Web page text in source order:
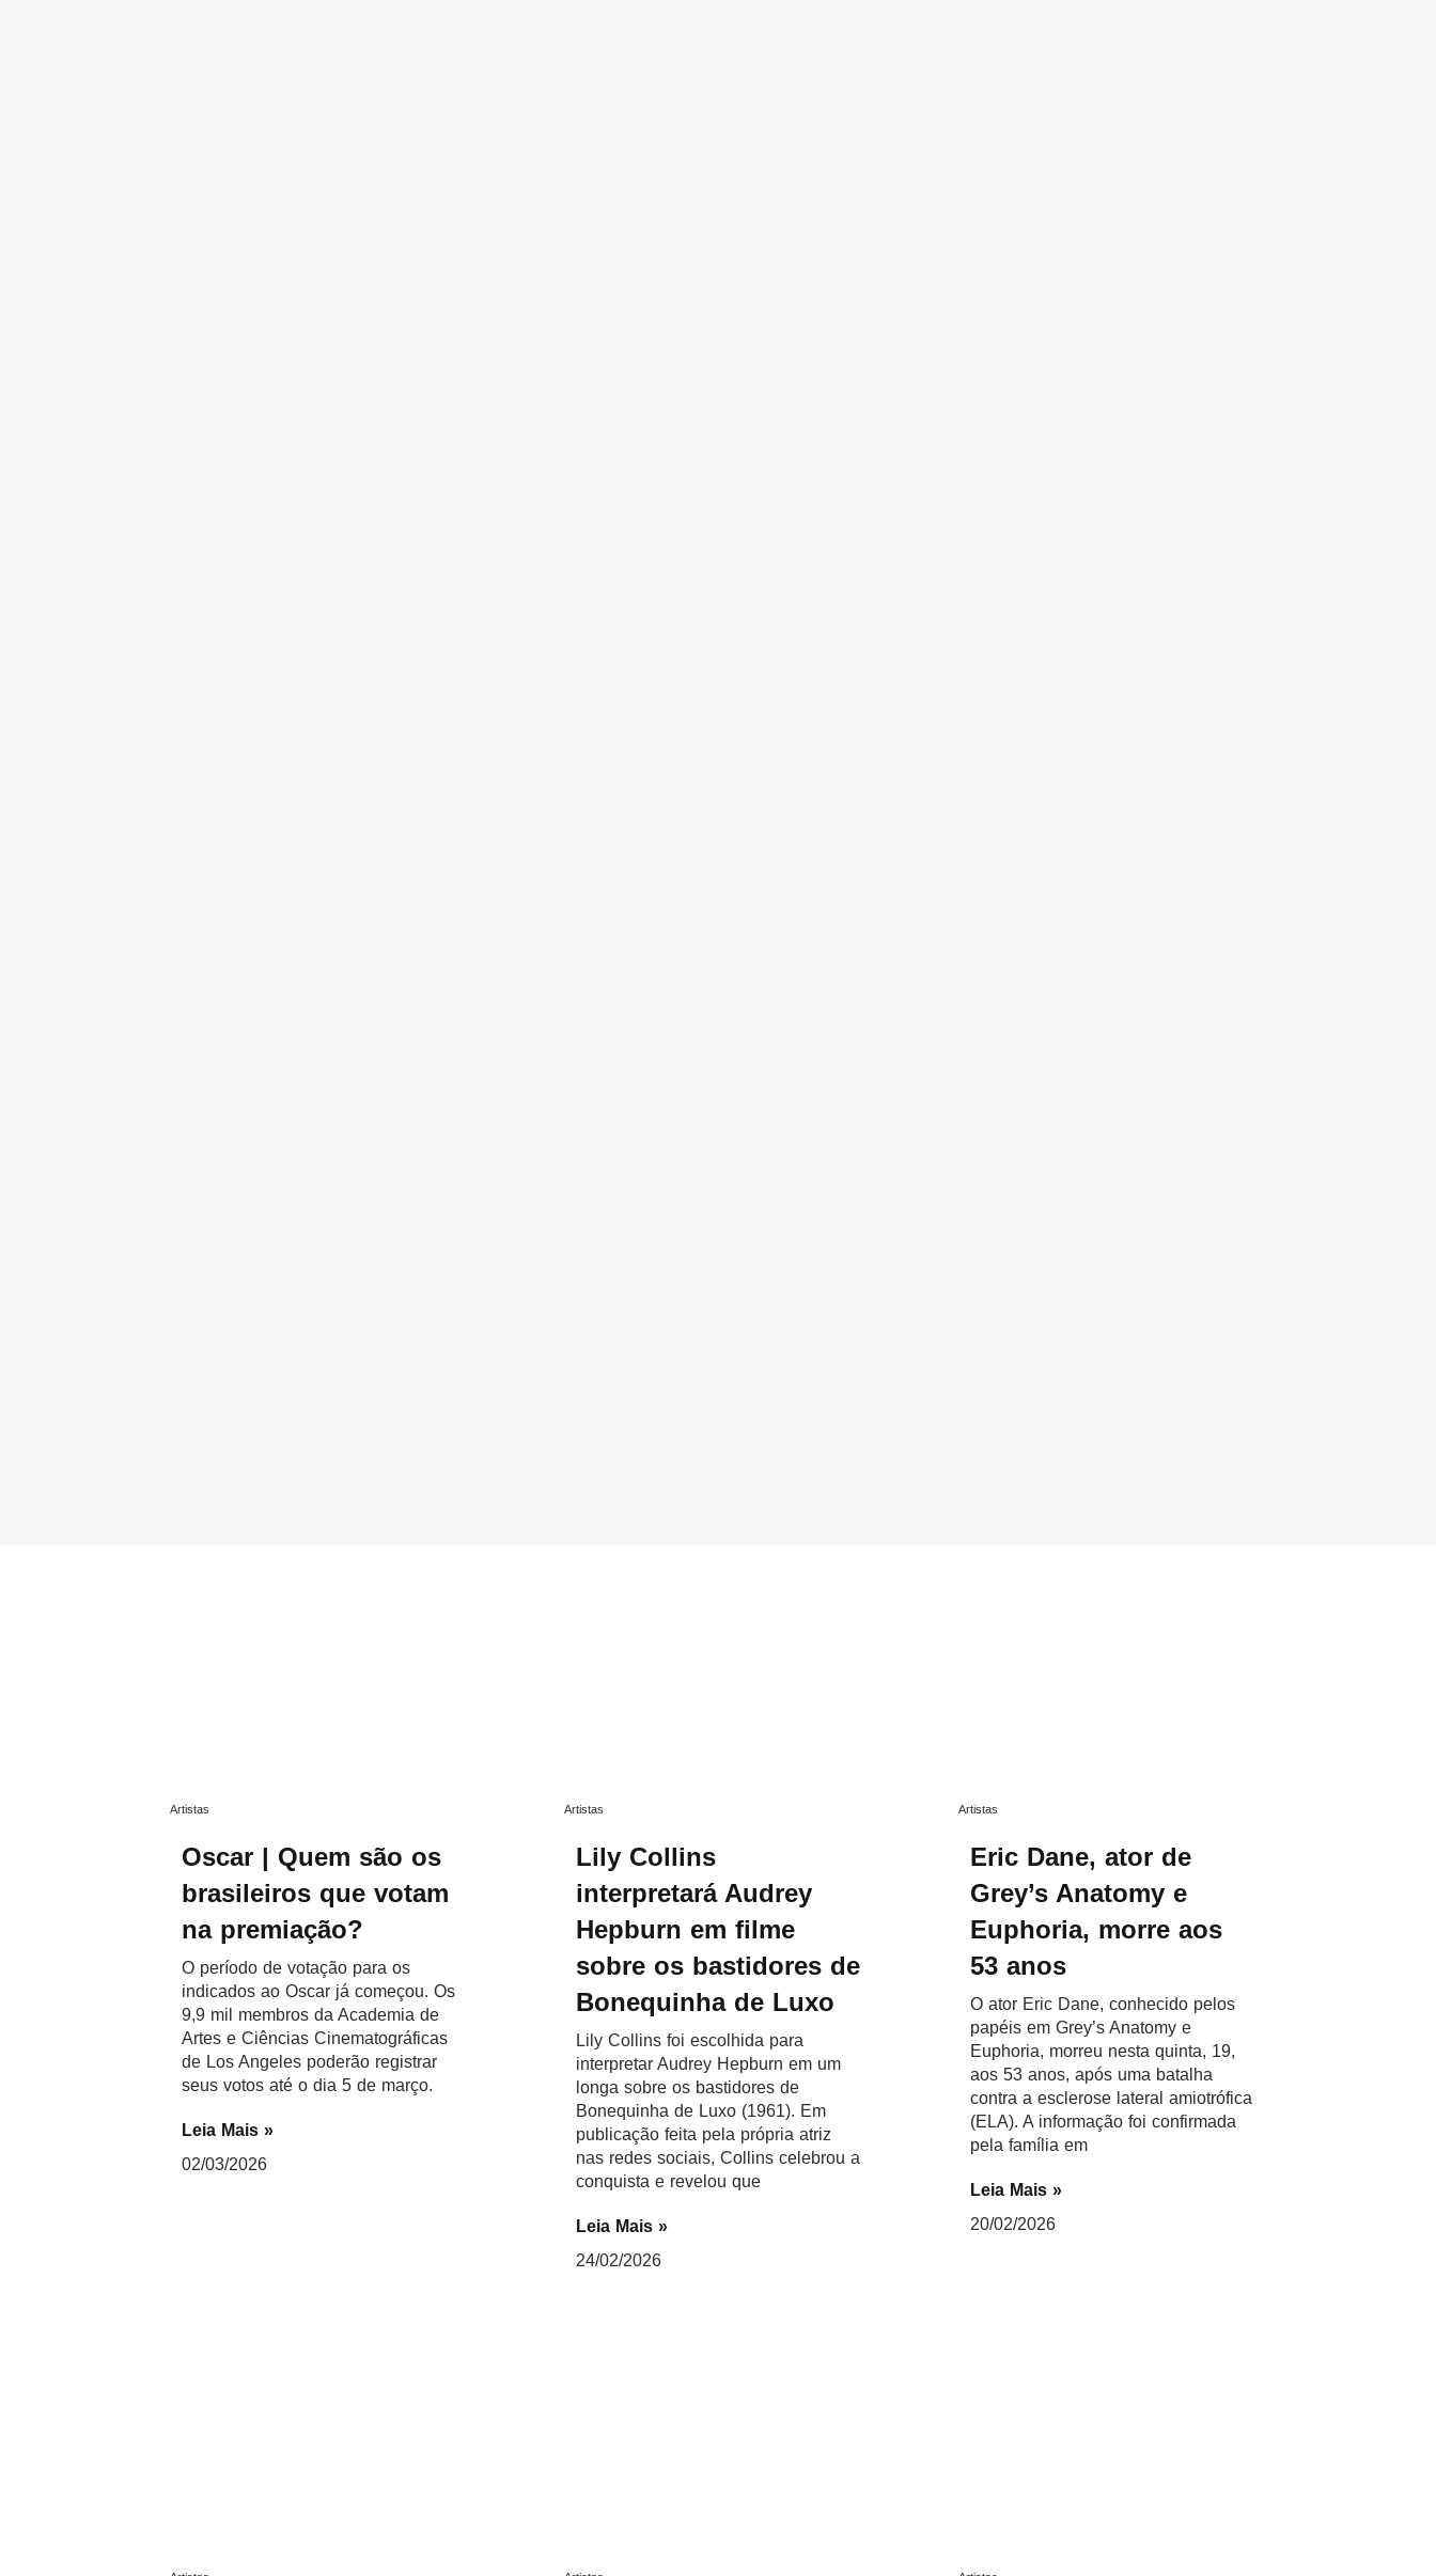
Artistas
Oscar | Quem são os
brasileiros que votam
na premiação?
O período de votação para os
indicados ao Oscar já começou. Os
9,9 mil membros da Academia de
Artes e Ciências Cinematográficas
de Los Angeles poderão registrar
seus votos até o dia 5 de março.
Leia Mais »
02/03/2026
Artistas
Lily Collins
interpretará Audrey
Hepburn em filme
sobre os bastidores de
Bonequinha de Luxo
Lily Collins foi escolhida para
interpretar Audrey Hepburn em um
longa sobre os bastidores de
Bonequinha de Luxo (1961). Em
publicação feita pela própria atriz
nas redes sociais, Collins celebrou a
conquista e revelou que
Leia Mais »
24/02/2026
Artistas
Eric Dane, ator de
Grey’s Anatomy e
Euphoria, morre aos
53 anos
O ator Eric Dane, conhecido pelos
papéis em Grey’s Anatomy e
Euphoria, morreu nesta quinta, 19,
aos 53 anos, após uma batalha
contra a esclerose lateral amiotrófica
(ELA). A informação foi confirmada
pela família em
Leia Mais »
20/02/2026